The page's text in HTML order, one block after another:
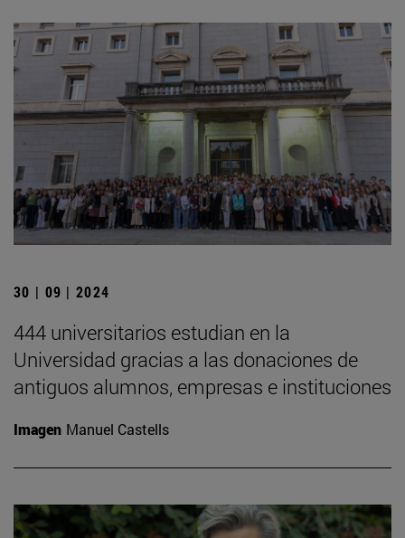
30 | 09 | 2024
444 universitarios estudian en la
Universidad gracias a las donaciones de
antiguos alumnos, empresas e instituciones
Imagen Manuel Castells